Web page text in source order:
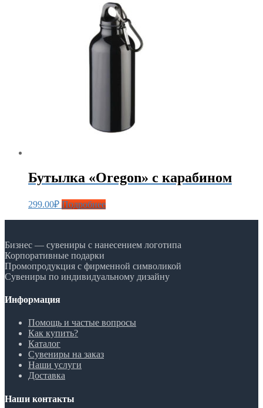
Бутылка «Oregon» с карабином
299.00₽ Подробнее
Бизнес — сувениры с нанесением логотипа
Корпоративные подарки
Промопродукция с фирменной символикой
Сувениры по индивидуальному дизайну
Информация
Помощь и частые вопросы
Как купить?
Каталог
Сувениры на заказ
Наши услуги
Доставка
Наши контакты